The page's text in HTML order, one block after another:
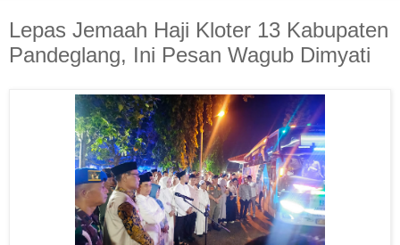
Lepas Jemaah Haji Kloter 13 Kabupaten
Pandeglang, Ini Pesan Wagub Dimyati